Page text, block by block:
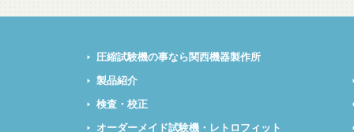
圧縮試験機の事なら関西機器製作所
製品紹介
検査・校正
オーダーメイド試験機・レトロフィット